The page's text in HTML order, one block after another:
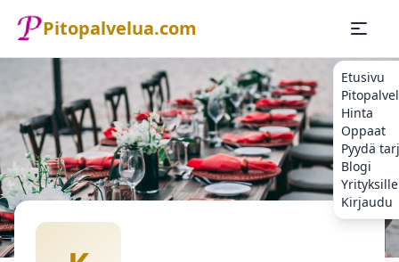
Pitopalvelua.com
Etusivu
Hinta
Oppaat
Pyydä
Blogi
Yrityksille
Kirjaudu
Etusivu
Pitopalvelu Konginkankaan Pitopalvelu, avoin